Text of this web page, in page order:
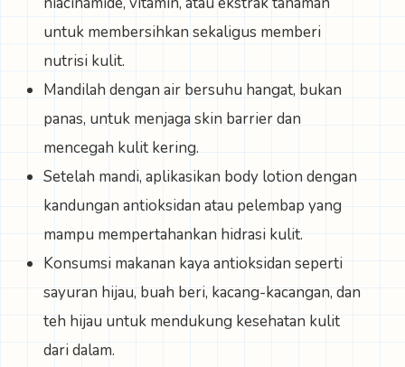
untuk membersihkan sekaligus memberi
nutrisi kulit.
Mandilah dengan air bersuhu hangat, bukan
panas, untuk menjaga skin barrier dan
mencegah kulit kering.
Setelah mandi, aplikasikan body lotion dengan
kandungan antioksidan atau pelembap yang
mampu mempertahankan hidrasi kulit.
Konsumsi makanan kaya antioksidan seperti
sayuran hijau, buah beri, kacang-kacangan, dan
teh hijau untuk mendukung kesehatan kulit
dari dalam.